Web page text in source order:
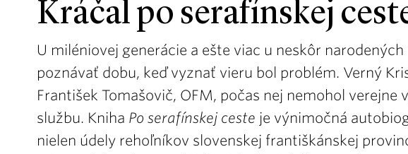
Kráčal po serafínskej
U miléniovej generácie a ešte viac u neskôr
poznávať dobu, keď vyznať vieru bol problém. Verný
František Tomašovič, OFM, počas nej nemohol verejne
službu. Kniha Po serafínskej ceste je výnimočná
nielen údely rehoľníkov slovenskej františkánskej